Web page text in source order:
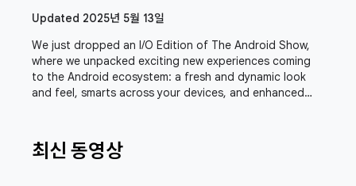
Updated 2025년 5월 13일
We just dropped an I/O Edition of The Android Show,
where we unpacked exciting new experiences coming
to the Android ecosystem: a fresh and dynamic look
and feel, smarts across your devices, and enhanced
최신 동영상